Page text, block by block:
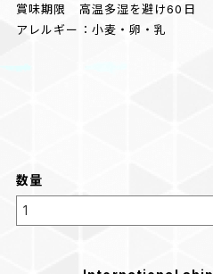
賞味期限 高温多湿を避け60日
アレルギー：小麦・卵・乳
数量